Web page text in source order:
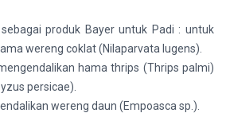
produk Bayer untuk Padi : untuk
wereng coklat (Nilaparvata lugens).
hama thrips (Thrips palmi)
persicae).
wereng daun (Empoasca sp.).